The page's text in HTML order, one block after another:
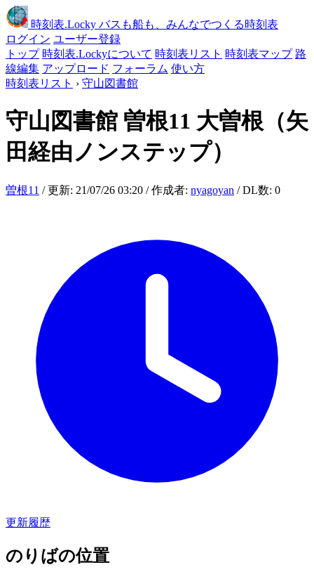
時刻表.Locky バスも船も、みんなでつくる時刻表
ログイン ユーザー登録
トップ 時刻表.Lockyについて 時刻表リスト 時刻表マップ 路
線編集 アップロード フォーラム 使い方
時刻表リスト › 守山図書館
守山図書館 曽根11 大曽根（矢
田経由ノンステップ）
曽根11 / 更新: 21/07/26 03:20 / 作成者: nyagoyan / DL数: 0
更新履歴
のりばの位置